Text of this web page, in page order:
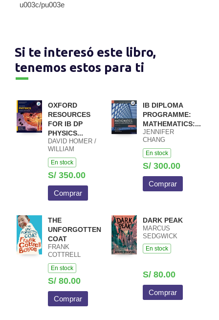
u003c/pu003e
Si te interesó este libro,
tenemos estos para ti
OXFORD
RESOURCES
FOR IB DP
PHYSICS...
DAVID HOMER /
WILLIAM
HEATHCOTE /
MACIEJ PIETKA
En stock
S/ 350.00
Comprar
IB DIPLOMA
PROGRAMME:
MATHEMATICS:...
JENNIFER
CHANG
WATHALL JOSIP
HARCET
En stock
S/ 300.00
Comprar
THE
UNFORGOTTEN
COAT
FRANK
COTTRELL
BOYCE
En stock
S/ 80.00
Comprar
DARK PEAK
MARCUS
SEDGWICK
En stock
S/ 80.00
Comprar